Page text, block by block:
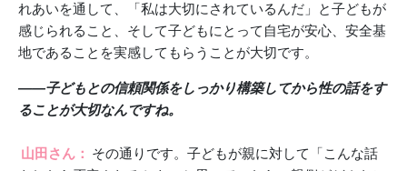
れあいを通して、「私は大切にされているんだ」と子どもが
感じられること、そして子どもにとって自宅が安心、安全基
地であることを実感してもらうことが大切です。
――子どもとの信頼関係をしっかり構築してから性の話をす
ることが大切なんですね。
山田さん： その通りです。子どもが親に対して「こんな話